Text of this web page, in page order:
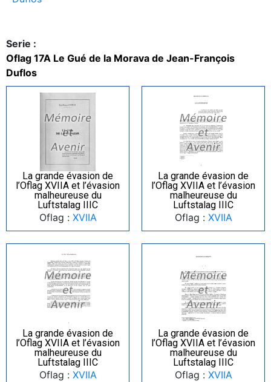
Serie :
Oflag 17A Le Gué de la Morava de Jean-François
Duflos
La grande évasion de
l’Oflag XVIIA et l’évasion
malheureuse du
Luftstalag IIIC
Oflag : XVIIA
La grande évasion de
l’Oflag XVIIA et l’évasion
malheureuse du
Luftstalag IIIC
Oflag : XVIIA
La grande évasion de
l’Oflag XVIIA et l’évasion
malheureuse du
Luftstalag IIIC
Oflag : XVIIA
La grande évasion de
l’Oflag XVIIA et l’évasion
malheureuse du
Luftstalag IIIC
Oflag : XVIIA